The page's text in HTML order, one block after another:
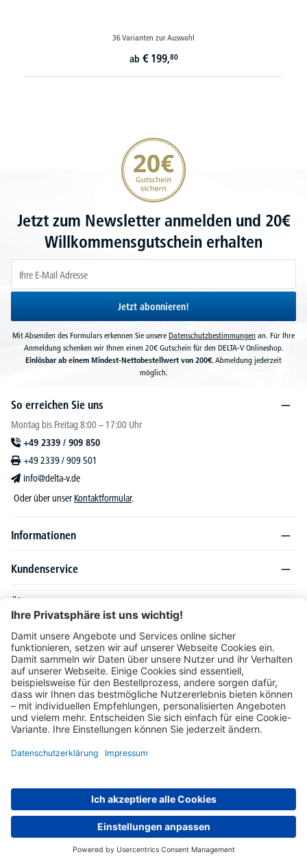
36 Varianten zur Auswahl
ab € 199,80
20€ Gutschein sichern
Jetzt zum Newsletter anmelden und 20€
Willkommensgutschein erhalten
Jetzt abonnieren!
Mit Absenden des Formulars erkennen Sie unsere Datenschutzbestimmungen an. Für Ihre
Anmeldung schenken wir Ihnen einen 20€ Gutschein für den DELTA-V Onlineshop.
Einlösbar ab einem Mindest-Nettobestellwert von 200€.Abmeldung jederzeit
möglich.
So erreichen Sie uns
Montag bis Freitag 8:00 – 17:00 Uhr
+49 2339 / 909 850
+49 2339 / 909 501
info@delta-v.de
Oder über unser Kontaktformular.
Informationen
Kundenservice
Über DELTA-V
Produktsortiment
Ratgeber
Folgen Sie uns auch auf
Unser Angebot richtet sich ausschließlich an Industrie, Handel, Gewerbe und
europäische Ausland gelten Sonderkonditionen, die auf Anfrage mitgeteilt werden.
* Alle Preise verstehen sich zzgl. gesetzlicher MwSt.